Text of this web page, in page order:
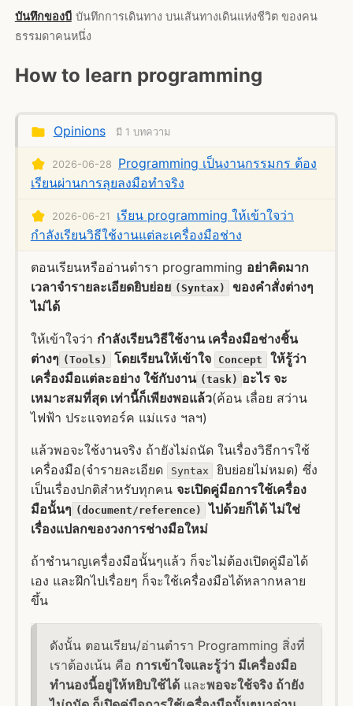
บันทึกของบี บันทึกการเดินทาง บนเส้นทางเดินแห่งชีวิต ของคน
ธรรมดาคนหนึ่ง
How to learn programming
Opinions มี 1 บทความ
2026-06-28
Programming เป็นงานกรรมกร ต้อง
เรียนผ่านการลุยลงมือทำจริง
2026-06-21
เรียน programming ให้เข้าใจว่า
กำลังเรียนวิธีใช้งานแต่ละเครื่องมือช่าง
ตอนเรียนหรืออ่านตำรา programming อย่าคิดมาก
เวลาจำรายละเอียดยิบย่อย (Syntax)
ของคำสั่งต่างๆ
ไม่ได้
ให้เข้าใจว่า กำลังเรียนวิธีใช้งาน เครื่องมือช่างชิ้น
ต่างๆ (Tools) โดยเรียนให้เข้าใจ Concept
ให้รู้ว่า
เครื่องมือแต่ละอย่าง ใช้กับงาน (task) อะไร จะ
เหมาะสมที่สุด เท่านี้ก็เพียงพอแล้ว(ค้อน เลื่อย สว่าน
ไฟฟ้า ประแจทอร์ค แม่แรง ฯลฯ)
แล้วพอจะใช้งานจริง ถ้ายังไม่ถนัด ในเรื่องวิธีการใช้
เครื่องมือ(จำรายละเอียด
Syntax
ยิบย่อยไม่หมด) ซึ่ง
เป็นเรื่องปกติสำหรับทุกคน จะเปิดคู่มือการใช้เครื่อง
มือนั้นๆ (document/reference)
ไปด้วยก็ได้ ไม่ใช่
เรื่องแปลกของวงการช่างมือใหม่
ถ้าชำนาญเครื่องมือนั้นๆแล้ว ก็จะไม่ต้องเปิดคู่มือได้
เอง และฝึกไปเรื่อยๆ ก็จะใช้เครื่องมือได้หลากหลาย
ขึ้น
ดังนั้น ตอนเรียน/อ่านตำรา Programming สิ่งที่
เราต้องเน้น คือ การเข้าใจและรู้ว่า มีเครื่องมือ
ทำนองนี้อยู่ให้หยิบใช้ได้และพอจะใช้จริง ถ้ายัง